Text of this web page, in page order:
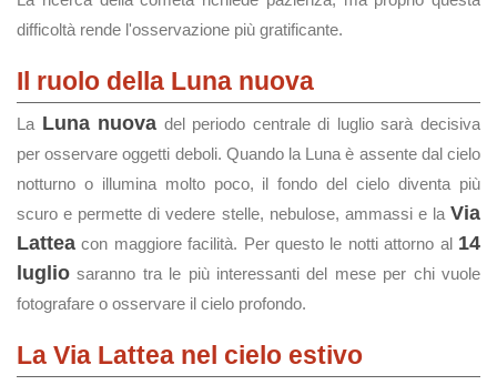
difficoltà rende l'osservazione più gratificante.
Il ruolo della Luna nuova
La Luna nuova del periodo centrale di luglio sarà decisiva
per osservare oggetti deboli. Quando la Luna è assente dal cielo
notturno o illumina molto poco, il fondo del cielo diventa più
scuro e permette di vedere stelle, nebulose, ammassi e la Via
Lattea con maggiore facilità. Per questo le notti attorno al 14
luglio saranno tra le più interessanti del mese per chi vuole
fotografare o osservare il cielo profondo.
La Via Lattea nel cielo estivo